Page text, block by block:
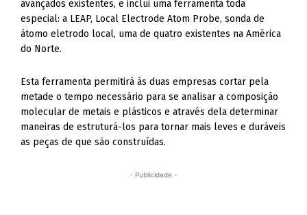
avançados existentes, e inclui uma ferramenta toda
especial: a LEAP, Local Electrode Atom Probe, sonda de
átomo eletrodo local, uma de quatro existentes na América
do Norte.
Esta ferramenta permitirá às duas empresas cortar pela
metade o tempo necessário para se analisar a composição
molecular de metais e plásticos e através dela determinar
maneiras de estruturá-los para tornar mais leves e duráveis
as peças de que são construídas.
- Publicidade -